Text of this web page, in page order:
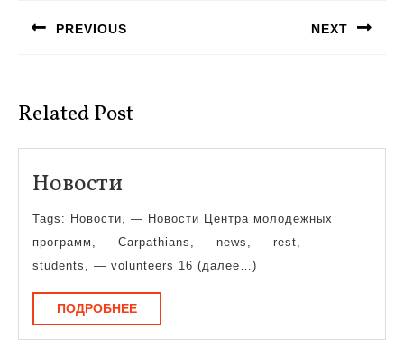
записям
PREVIOUS NEXT
Related Post
Новости
Tags: Новости, — Новости Центра молодежных
программ, — Carpathians, — news, — rest, —
students, — volunteers 16 (далее…)
ПОДРОБНЕЕПОДРОБНЕЕ